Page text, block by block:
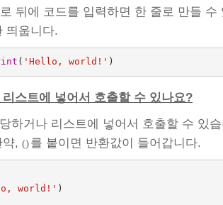
뒤에 코드를 입력하면 한 줄로 만들
띄웁니다.
( 'Hello, world!' )
스트에 넣어서 호출할 수 있나요?
하거나 리스트에 넣어서 호출할 수 있
약,()를 붙이면 반환값이 들어갑니다.
world!' )